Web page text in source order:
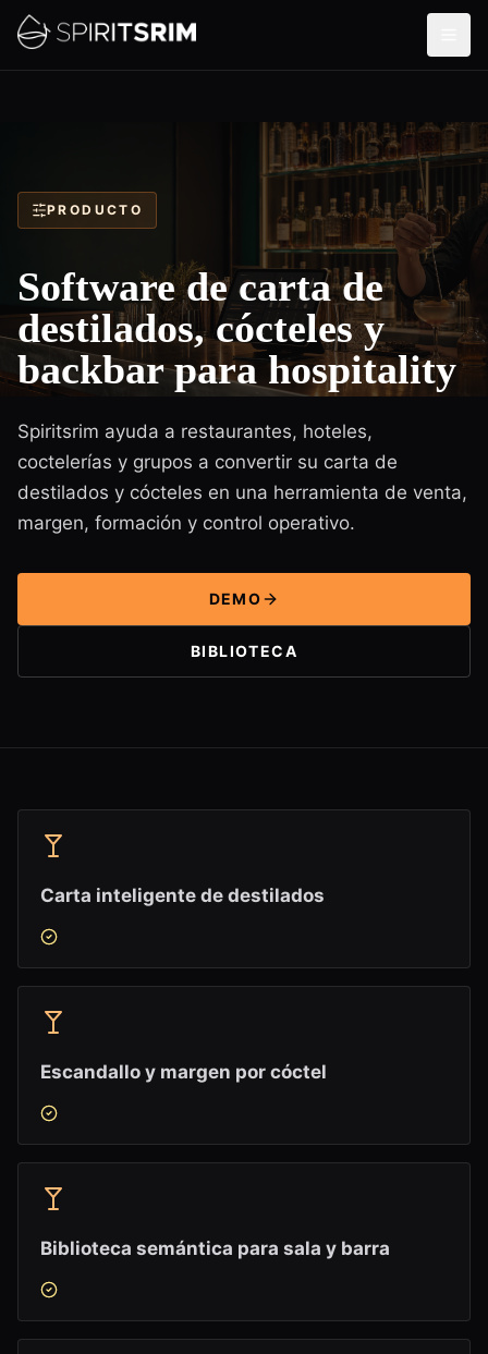
PRODUCTO
Software de carta de
destilados, cócteles y
backbar para hospitality
Spiritsrim ayuda a restaurantes, hoteles,
coctelerías y grupos a convertir su carta de
destilados y cócteles en una herramienta de venta,
margen, formación y control operativo.
DEMO
BIBLIOTECA
Carta inteligente de destilados
Escandallo y margen por cóctel
Biblioteca semántica para sala y barra